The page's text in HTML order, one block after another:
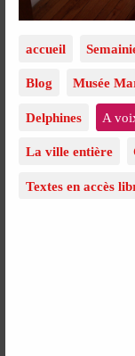
accueil
Blog Musée
Delphines A
La ville entière
Textes en accès